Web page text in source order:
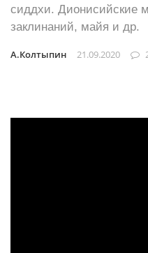
сиддхи. Дионисийские
заклинаний, майя и др.
А.Колтыпин 21.09.2020